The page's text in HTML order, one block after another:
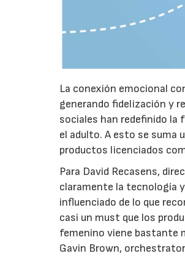
La conexión emocional
generando fidelización y
sociales han redefinido
el adulto. A esto se suma
productos licenciados
Para David Recasens,
claramente la tecnología
influenciado de lo que
casi un must que los
femenino viene bastante
Gavin Brown,